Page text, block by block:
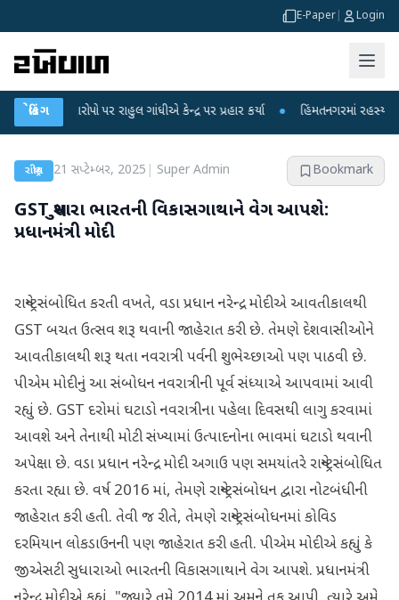
E-Paper Login
બ્રેકિંગ
આરોપો પર રાહુલ ગાંધીએ કેન્દ્ર પર પ્રહાર કર્યા ● હિંમતનગરમાં રહસ્યમય વાયરસ કે
રાષ્ટ્રીય 21 સપ્ટેમ્બર, 2025 Super Admin Bookmark
GST સુધારા ભારતની વિકાસગાથાને વેગ આપશે:
પ્રધાનમંત્રી મોદી
રાષ્ટ્રને સંબોધિત કરતી વખતે, વડા પ્રધાન નરેન્દ્ર મોદીએ આવતીકાલથી
GST બચત ઉત્સવ શરૂ થવાની જાહેરાત કરી છે. તેમણે દેશવાસીઓને
આવતીકાલથી શરૂ થતા નવરાત્રી પર્વની શુભેચ્છાઓ પણ પાઠવી છે.
પીએમ મોદીનું આ સંબોધન નવરાત્રીની પૂર્વ સંધ્યાએ આપવામાં આવી
રહ્યું છે. GST દરોમાં ઘટાડો નવરાત્રીના પહેલા દિવસથી લાગુ કરવામાં
આવશે અને તેનાથી મોટી સંખ્યામાં ઉત્પાદનોના ભાવમાં ઘટાડો થવાની
અપેક્ષા છે. વડા પ્રધાન નરેન્દ્ર મોદી અગાઉ પણ સમયાંતરે રાષ્ટ્રને સંબોધિત
કરતા રહ્યા છે. વર્ષ 2016 માં, તેમણે રાષ્ટ્રને સંબોધન દ્વારા નોટબંધીની
જાહેરાત કરી હતી. તેવી જ રીતે, તેમણે રાષ્ટ્રને સંબોધનમાં કોવિડ
દરમિયાન લોકડાઉનની પણ જાહેરાત કરી હતી. પીએમ મોદીએ કહ્યું કે
જીએસટી સુધારાઓ ભારતની વિકાસગાથાને વેગ આપશે. પ્રધાનમંત્રી